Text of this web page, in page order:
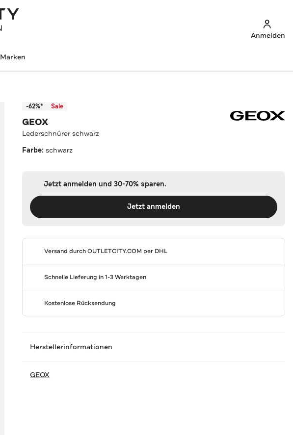
Anmelden
Marken
-62%* Sale
GEOX
Lederschnürer schwarz
Farbe: schwarz
Jetzt anmelden und 30-70% sparen.
Jetzt anmelden
Versand durchOUTLETCITY.COM per DHL
Schnelle Lieferung in 1-3 Werktagen
Kostenlose Rücksendung
Herstellerinformationen
GEOX